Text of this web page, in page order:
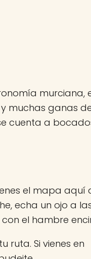
murciana,
muchas ganas
cuenta a
el mapa aquí
echa un ojo a
el hambre
ruta. Si vienes en